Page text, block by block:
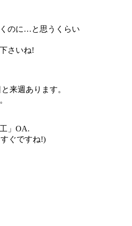
のに…と思うくらい
さいね!
来週あります。
」OA.
ぐですね!)